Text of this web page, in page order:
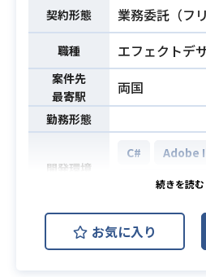
容】
・環境効果、
制作、他関連
・演出考案、
・関係各所と
・ツール/エン
UE or Unity
・UE4/UE5等
用経験
・シェーダー
契約形態 業務委託（フ
職種 エフェクトデ
案件先
最寄駅
両国
勤務形態
開発環境
C# Adobe
Adobe
業務内容
有名IPタイト
ーム開発に携
お気に入り